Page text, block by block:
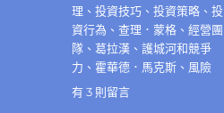
理 、投資技巧 、投資策略 、投
資行為 、查理．蒙格 、經營團
隊 、 葛拉漢 、護城河和競爭
力 、 霍華德．馬克斯 、 風險
在
有 3 則留言